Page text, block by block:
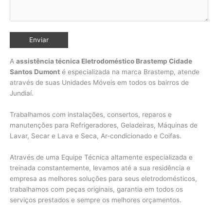
A assistência técnica Eletrodoméstico Brastemp Cidade
Santos Dumont é especializada na marca Brastemp, atende
através de suas Unidades Móveis em todos os bairros de
Jundiaí.
Trabalhamos com instalações, consertos, reparos e
manutenções para Refrigeradores, Geladeiras, Máquinas de
Lavar, Secar e Lava e Seca, Ar-condicionado e Coifas.
Através de uma Equipe Técnica altamente especializada e
treinada constantemente, levamos até a sua residência e
empresa as melhores soluções para seus eletrodomésticos,
trabalhamos com peças originais, garantia em todos os
serviços prestados e sempre os melhores orçamentos.